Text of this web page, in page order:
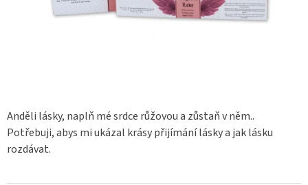
Anděli lásky, naplň mé srdce růžovou a zůstaň v něm..
Potřebuji, abys mi ukázal krásy přijímání lásky a jak lásku
rozdávat.